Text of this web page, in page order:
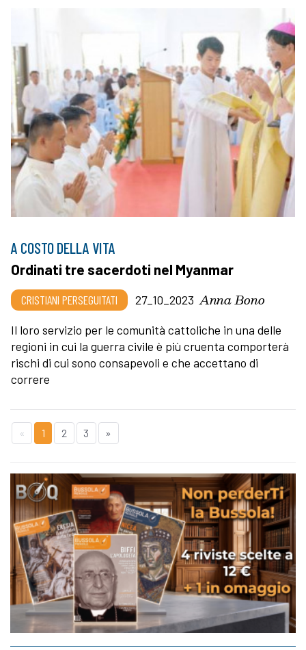
A COSTO DELLA VITA
Ordinati tre sacerdoti nel Myanmar
CRISTIANI PERSEGUITATI 27_10_2023 Anna Bono
Il loro servizio per le comunità cattoliche in una delle
regioni in cui la guerra civile è più cruenta comporterà
rischi di cui sono consapevoli e che accettano di
correre
« 1 2 3 »